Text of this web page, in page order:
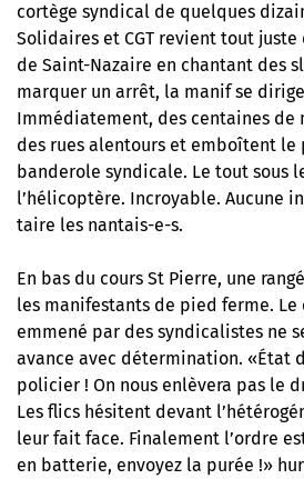
cortège syndical de quelques
Solidaires et CGT revient tout
de Saint-Nazaire en chantant des
marquer un arrêt, la manif se
Immédiatement, des centaines de
des rues alentours et emboîtent le
banderole syndicale. Le tout sous
l’hélicoptère. Incroyable. Aucune
taire les nantais-e-s.
En bas du cours St Pierre, une
les manifestants de pied ferme. Le
emmené par des syndicalistes ne
avance avec détermination. «État
policier ! On nous enlèvera pas le
Les flics hésitent devant
leur fait face. Finalement l’ordre
en batterie, envoyez la purée !»